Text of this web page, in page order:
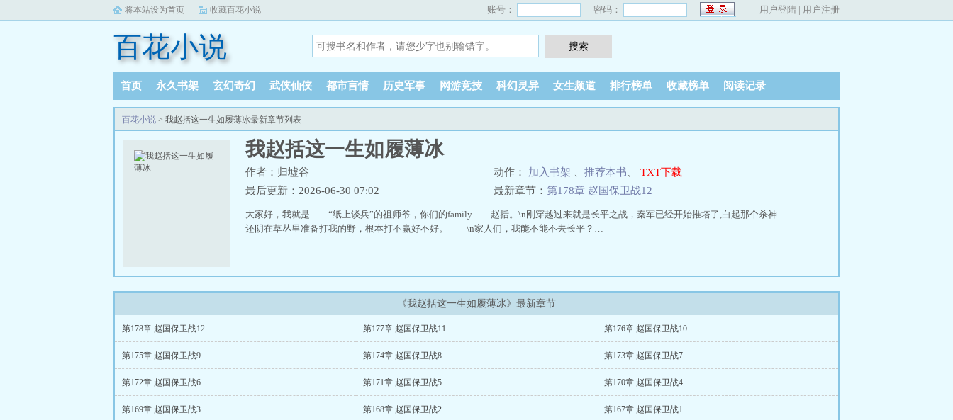
将本站设为首页 收藏百花小说 账号： 密码： 用户登陆 | 用户注册
百花小说
首页 永久书架 玄幻奇幻 武侠仙侠 都市言情 历史军事 网游竞技 科幻灵异 女生频道 排行榜单 收藏榜单 阅读记录
百花小说 > 我赵括这一生如履薄冰最新章节列表
我赵括这一生如履薄冰
作者：归墟谷 动作： 加入书架 推荐本书
TXT下载
最后更新：2026-06-30 07:02
最新章节： 第178章 赵国保卫战12
大家好，我就是 “纸上谈兵”的祖师爷，你们的family——赵括。\n刚穿越过来就是长平之战，秦军已经开始推塔了,白起那个杀神
还阴在草丛里准备打我的野，根本打不赢好不好。 \n家人们，我能不能不去长平？…
《我赵括这一生如履薄冰》最新章节
第178章 赵国保卫战12 第177章 赵国保卫战11 第176章 赵国保卫战10
第175章 赵国保卫战9 第174章 赵国保卫战8 第173章 赵国保卫战7
第172章 赵国保卫战6 第171章 赵国保卫战5 第170章 赵国保卫战4
第169章 赵国保卫战3 第168章 赵国保卫战2 第167章 赵国保卫战1